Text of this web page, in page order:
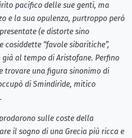
pacifico delle sue genti, ma
e la sua opulenza, purtroppo però
(e distorte sino
cosiddette “favole sibaritiche”,
al tempo di Aristofane. Perfino
trovare una figura sinonimo di
di Smindirìde, mitico
sulle coste della
il sogno di una Grecia più ricca e